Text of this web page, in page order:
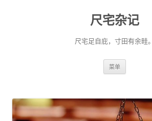
尺宅杂记
尺宅足自庇，寸田有余畦。
菜单